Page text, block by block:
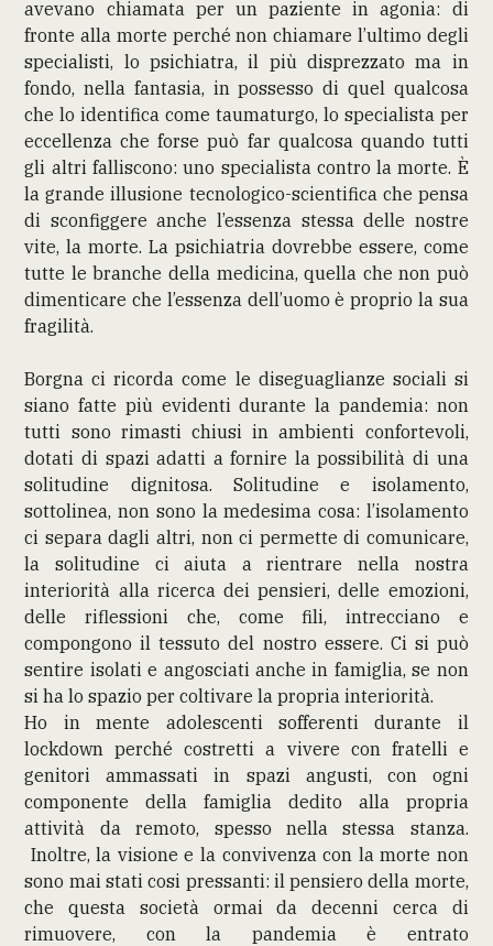
avevano chiamata per un paziente in agonia: di
fronte alla morte perché non chiamare l’ultimo degli
specialisti, lo psichiatra, il più disprezzato ma in
fondo, nella fantasia, in possesso di quel qualcosa
che lo identifica come taumaturgo, lo specialista per
eccellenza che forse può far qualcosa quando tutti
gli altri falliscono: uno specialista contro la morte. È
la grande illusione tecnologico-scientifica che pensa
di sconfiggere anche l’essenza stessa delle nostre
vite, la morte. La psichiatria dovrebbe essere, come
tutte le branche della medicina, quella che non può
dimenticare che l’essenza dell’uomo è proprio la sua
fragilità.
Borgna ci ricorda come le diseguaglianze sociali si
siano fatte più evidenti durante la pandemia: non
tutti sono rimasti chiusi in ambienti confortevoli,
dotati di spazi adatti a fornire la possibilità di una
solitudine dignitosa. Solitudine e isolamento,
sottolinea, non sono la medesima cosa: l’isolamento
ci separa dagli altri, non ci permette di comunicare,
la solitudine ci aiuta a rientrare nella nostra
interiorità alla ricerca dei pensieri, delle emozioni,
delle riflessioni che, come fili, intrecciano e
compongono il tessuto del nostro essere. Ci si può
sentire isolati e angosciati anche in famiglia, se non
si ha lo spazio per coltivare la propria interiorità.
Ho in mente adolescenti sofferenti durante il
lockdown perché costretti a vivere con fratelli e
genitori ammassati in spazi angusti, con ogni
componente della famiglia dedito alla propria
attività da remoto, spesso nella stessa stanza.
Inoltre, la visione e la convivenza con la morte non
sono mai stati cosi pressanti: il pensiero della morte,
che questa società ormai da decenni cerca di
rimuovere, con la pandemia è entrato